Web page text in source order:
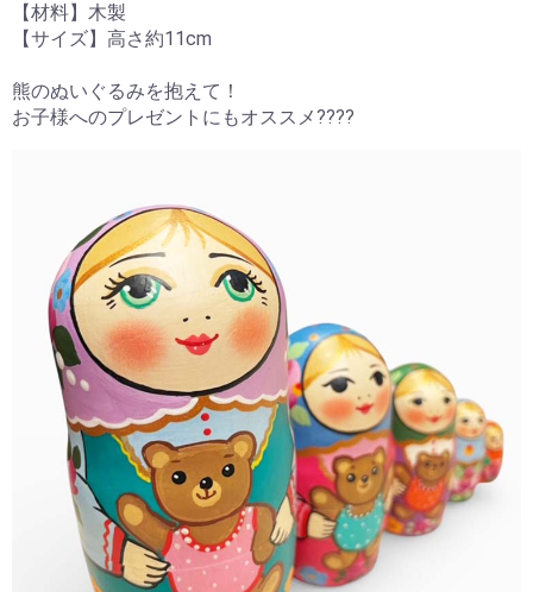
【材料】木製
【サイズ】高さ約11cm
熊のぬいぐるみを抱えて！
お子様へのプレゼントにもオススメ????